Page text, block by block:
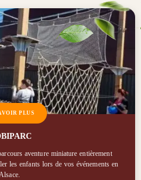
PLUS
aventure miniature entièrement
les enfants lors de vos événements en